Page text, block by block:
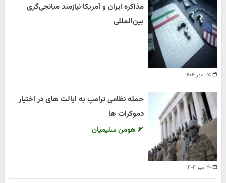
۲۵ مهر ۱۴۰۴
مذاکره ایران و آمریکا نیازمند میانجی‌گری
بین‌المللی
۲۰ مهر ۱۴۰۴
حمله نظامی ترامپ به ایالت های در اختیار
دموکرات ها
هومن سلیمیان